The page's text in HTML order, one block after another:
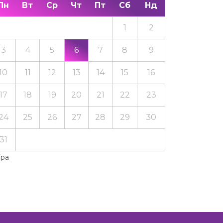
Вт Ср Чт Пт Сб Нд
1 2
3 4 5 6 7 8 9
11 12 13 14 15 16
18 19 20 21 22 23
25 26 27 28 29 30